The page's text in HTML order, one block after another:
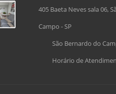
405 Baeta Neves sala 06,
Campo - SP
São Bernardo do
Horário de